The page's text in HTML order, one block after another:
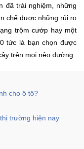
đã trải nghiệm, những
chế được những rủi ro
trộm cướp hay một
tức là bạn chọn được
trên mọi nẻo đường.
cho ô tô?
trường hiện nay